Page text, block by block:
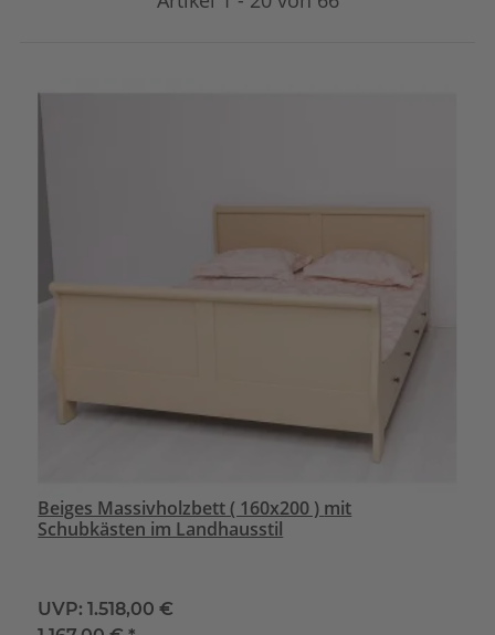
Beiges Massivholzbett ( 160x200 ) mit
Schubkästen im Landhausstil
UVP: 1.518,00 €